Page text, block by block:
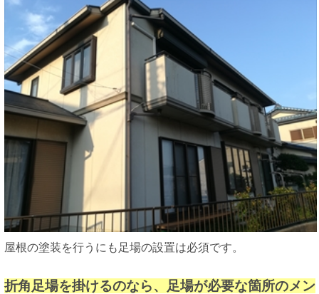
屋根の塗装を行うにも足場の設置は必須です。
折角足場を掛けるのなら、足場が必要な箇所のメン